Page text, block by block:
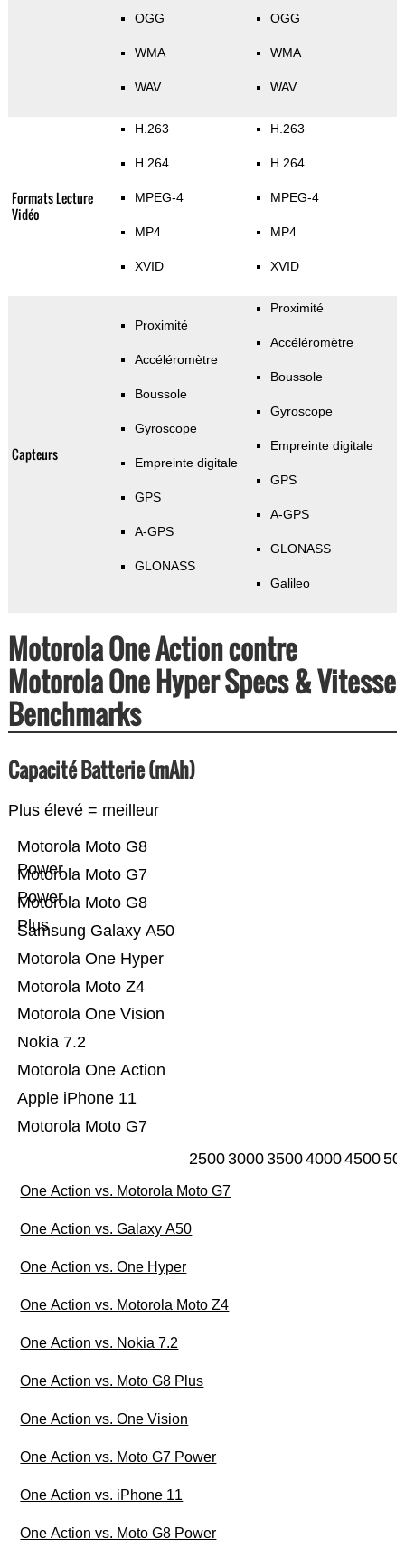
OGG
WMA
WAV
OGG
WMA
WAV
Formats Lecture
Vidéo
H.263
H.264
MPEG-4
MP4
XVID
H.263
H.264
MPEG-4
MP4
XVID
Capteurs
Proximité
Accéléromètre
Boussole
Gyroscope
Empreinte digitale
GPS
A-GPS
GLONASS
Proximité
Accéléromètre
Boussole
Gyroscope
Empreinte digitale
GPS
A-GPS
GLONASS
Galileo
Motorola One Action contre
Motorola One Hyper Specs & Vitesse
Benchmarks
Capacité Batterie (mAh)
Plus élevé = meilleur
Motorola Moto G7
Apple iPhone 11
Motorola One Action
Nokia 7.2
Motorola One Vision
Motorola Moto Z4
Motorola One Hyper
Samsung Galaxy A50
Motorola Moto G8
Plus
Motorola Moto G7
Power
Motorola Moto G8
Power
25003000350040004500
One Action vs. Motorola Moto G7
One Action vs. Galaxy A50
One Action vs. One Hyper
One Action vs. Motorola Moto Z4
One Action vs. Nokia 7.2
One Action vs. Moto G8 Plus
One Action vs. One Vision
One Action vs. Moto G7 Power
One Action vs. iPhone 11
One Action vs. Moto G8 Power